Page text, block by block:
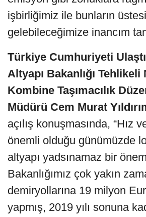
işbirliğimiz ile bunların
gelebileceğimize inancım
Türkiye Cumhuriyeti
Altyapı Bakanlığı Tehlikeli
Kombine Taşımacılık
Müdürü Cem Murat
açılış konuşmasında, “Hız
önemli olduğu günümüzde
altyapı yadsınamaz bir
Bakanlığımız çok yakın
demiryollarına 19 milyon
yapmış, 2019 yılı sonuna